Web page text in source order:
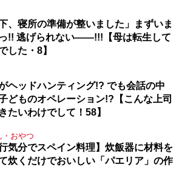
下、寝所の準備が整いました」まずいま
!! 逃げられない――!!!【母は転生して
した・8】
ヘッドハンティング!? でも会話の中
どものオペレーション!?【こんな上司
たいわけでして！58】
・おやつ
行気分でスペイン料理】炊飯器に材料を
炊くだけでおいしい「パエリア」の作